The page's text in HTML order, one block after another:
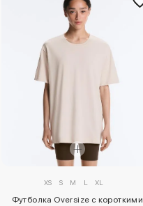
XS S M L XL
Футболка Oversize с короткими